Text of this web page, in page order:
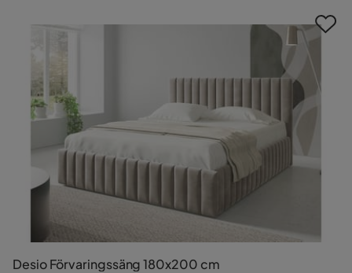
Desio Förvaringssäng 180x200 cm